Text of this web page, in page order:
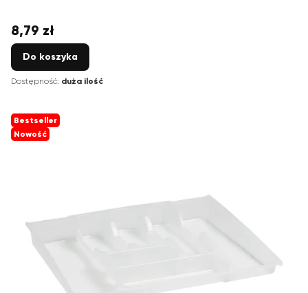
Cena
8,79 zł
Do koszyka
Dostępność: duża ilość
Bestseller
Nowość